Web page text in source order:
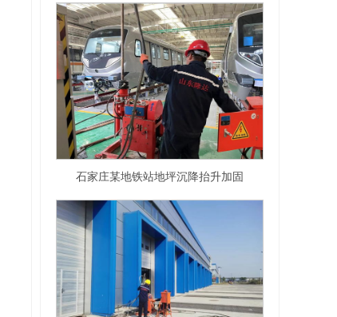
石家庄某地铁站地坪沉降抬升加固